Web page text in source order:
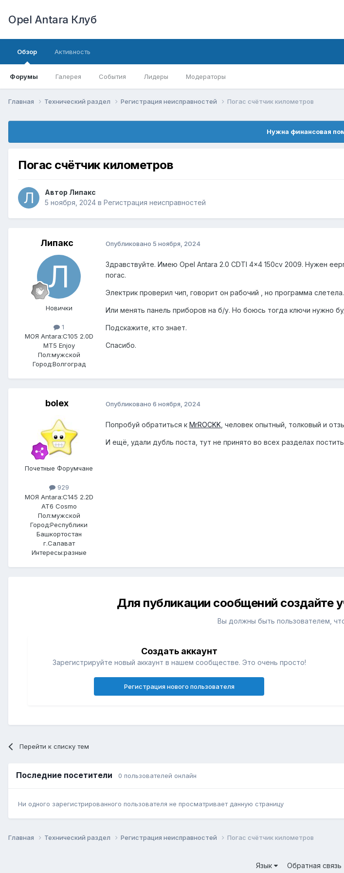
Opel Antara Клуб
Обзор
Форумы Галерея События Лидеры Модераторы
Активность
Главная Технический раздел Регистрация неисправностей Погас счётчик километров
Нужна финансовая
Погас счётчик километров
Автор Липакс
5 ноября, 2024 в Регистрация неисправностей
Липакс
Новички
1
МОЯ Antara:C105 2.0D
MT5 Enjoy
Пол:мужской
Город:Волгоград
Опубликовано 5 ноября, 2024
Здравствуйте. Имею Opel Antara 2.0 CDTI 4x4 150cv 2009. Нужен
погас.
Электрик проверил чип, говорит он рабочий , но программа слетела.
Или менять панель приборов на б/у. Но боюсь тогда ключи нужно
Подскажите, кто знает.
Спасибо.
bolex
Почетные Форумчане
929
МОЯ Antara:C145 2.2D
AT6 Cosmo
Пол:мужской
Город:Республики
Башкортостан
г.Салават
Интересы:разные
Опубликовано 6 ноября, 2024
Попробуй обратиться к MrROCKK , человек опытный, толковый и
И ещё, удали дубль поста, тут не принято во всех разделах
Для публикации сообщений создайте
Вы должны быть пользователем,
Создать аккаунт
Зарегистрируйте новый аккаунт в нашем сообществе. Это очень просто!
Регистрация нового пользователя
Перейти к списку тем
Последние посетители 0 пользователей онлайн
Ни одного зарегистрированного пользователя не просматривает данную страницу
Главная Технический раздел Регистрация неисправностей Погас счётчик километров
Язык Обратная связь